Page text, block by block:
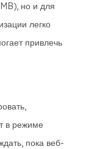
но и для
легко
привлечь
в режиме
пока веб-